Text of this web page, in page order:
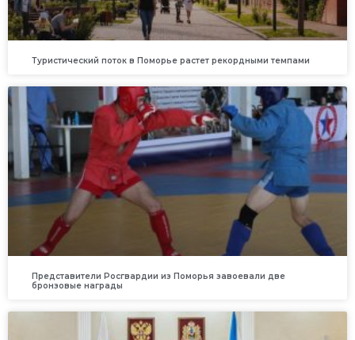
Туристический поток в Поморье растет рекордными темпами
Представители Росгвардии из Поморья завоевали две
бронзовые награды